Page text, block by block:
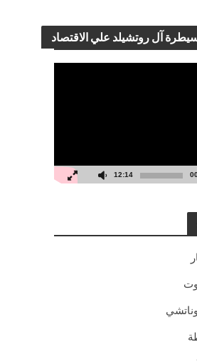
آل روتشيلد علي الاقتصاد
12:14